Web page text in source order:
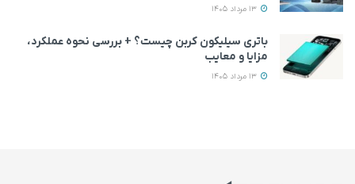
باتری سیلیکون کربن چیست؟ + بررسی نحوه عملکرد،
مزایا و معایب